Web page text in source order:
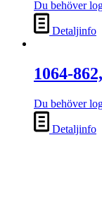
Du behöver
Detaljinfo
1064-
Du behöver
Detaljinfo